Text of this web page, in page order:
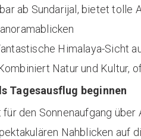
ab Sundarijal, bietet tolle
Himalaya-Sicht
Natur und Kultur,
Tagesausflug beginnen
den Sonnenaufgang über
Nahblicken auf